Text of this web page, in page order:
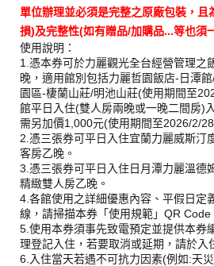
單位辦理並必須是完整之原廠包裝，且
損)及完整性(如有贈品/加購品...等也須
使用說明：
1.憑本券可於力麗觀光全台經營管理之
晚，適用館別包括力麗哲園飯店-日潭
園區-棲蘭山莊/明池山莊(使用期間至
館平日入住(雙人房兩晚或一晚二間房)
需另加價1,000元(使用期間至2026/2/
2.憑三張券可平日入住宜蘭力麗威斯汀
客房乙晚。
3.憑三張券可平日入住日月潭力麗溫德
精緻雙人房乙晚。
4.各館使用之詳細優惠內容、平假日定
線，請掃描本券「使用規範」QR Code
5.使用本券須事先致電預定並提供本券
理登記入住，若要取消或延期，請於入
6.入住當天若遇不可抗力因素(例如:天